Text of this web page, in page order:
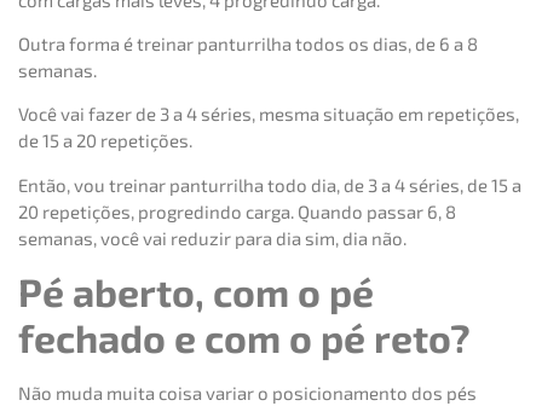
Outra forma é treinar panturrilha todos os dias, de 6 a 8
semanas.
Você vai fazer de 3 a 4 séries, mesma situação em repetições,
de 15 a 20 repetições.
Então, vou treinar panturrilha todo dia, de 3 a 4 séries, de 15 a
20 repetições, progredindo carga. Quando passar 6, 8
semanas, você vai reduzir para dia sim, dia não.
Pé aberto, com o pé
fechado e com o pé reto?
Não muda muita coisa variar o posicionamento dos pés